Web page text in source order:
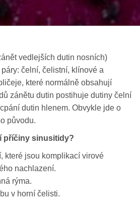
vedlejších dutin nosních)
čelní, čelistní, klínové a
které normálně obsahují
zánětu dutin postihuje dutiny čelní
dutin hlenem. Obvykle jde o
původu.
příčiny sinusitidy?
které jsou komplikací virové
nachlazení.
rýma.
v horní čelisti.